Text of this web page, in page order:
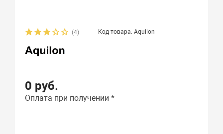
(4) Код товара: Aquilon
0 руб.
Оплата при получении *